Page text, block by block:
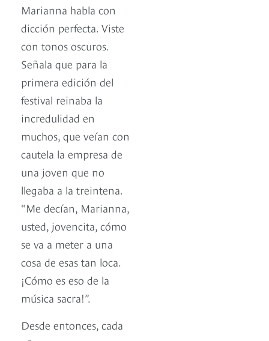
Marianna habla con
dicción perfecta. Viste
con tonos oscuros.
Señala que para la
primera edición del
festival reinaba la
incredulidad en
muchos, que veían con
cautela la empresa de
una joven que no
llegaba a la treintena.
“Me decían, Marianna,
usted, jovencita, cómo
se va a meter a una
cosa de esas tan loca.
¡Cómo es eso de la
música sacra!”.
Desde entonces, cada